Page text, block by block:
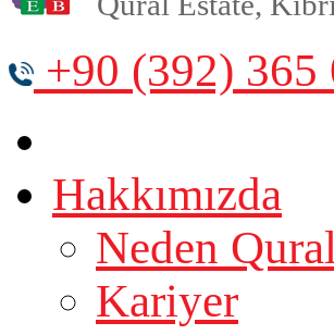
+90 (392) 365
Hakkımızda
Neden
Kariyer